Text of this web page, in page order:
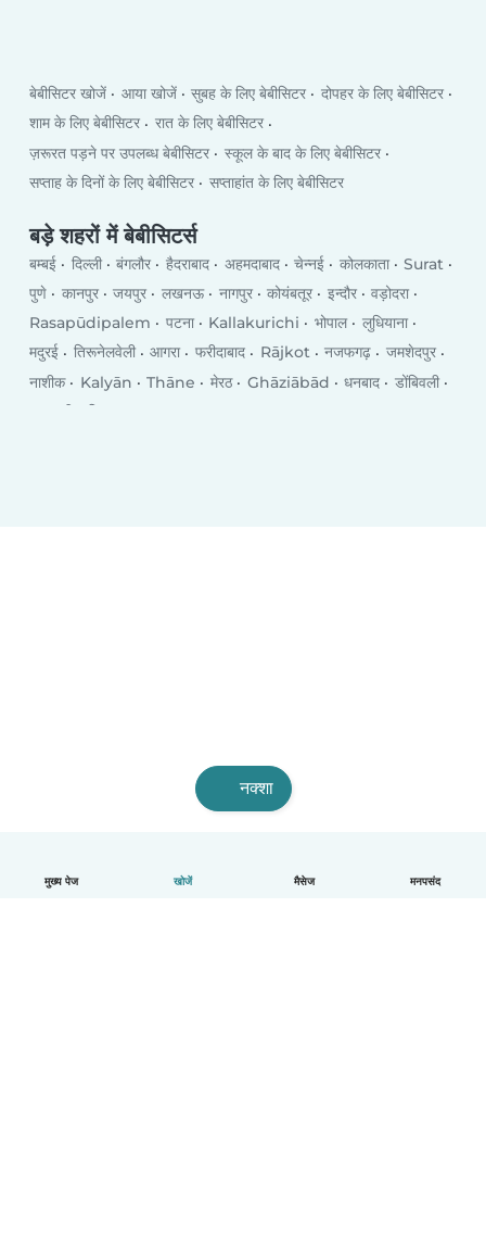
मुख्य पेज खोजें मैसेज मनपसंद
बेबीसिटर खोजें आया खोजें सुबह के लिए बेबीसिटर
दोपहर के लिए बेबीसिटर
शाम के लिए बेबीसिटर
रात के लिए बेबीसिटर
ज़रूरत पड़ने पर उपलब्ध बेबीसिटर
स्कूल के बाद के लिए बेबीसिटर
सप्ताह के दिनों के लिए बेबीसिटर
सप्ताहांत के लिए बेबीसिटर
बड़े शहरों में बेबीसिटर्स
बम्बई दिल्ली बंगलौर हैदराबाद अहमदाबाद चेन्नई कोलकाता
Surat
पुणे
कानपुर जयपुर लखनऊ नागपुर कोयंबतूर इन्दौर
वड़ोदरा
Rasapūdipalem
पटना Kallakurichi भोपाल
लुधियाना
मदुरई
तिरूनेलवेली आगरा फरीदाबाद Rājkot नजफगढ़
जमशेदपुर
नाशीक
Kalyān Thāne मेरठ Ghāziābād धनबाद
डोंबिवली
वाराणसी
विजयवाडा
नक्शा